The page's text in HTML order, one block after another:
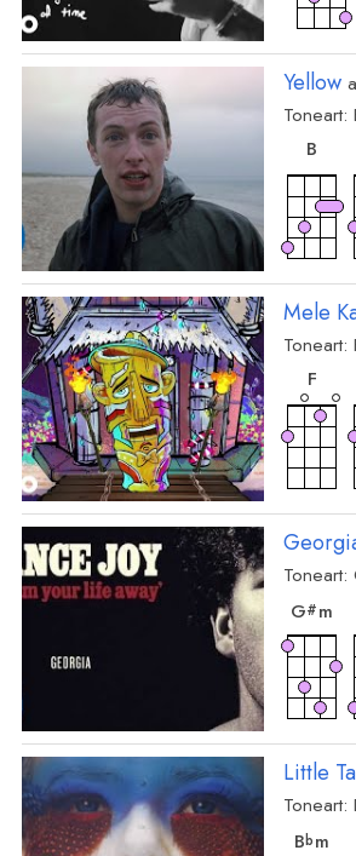
Yellow
Toneart:
B
Mele
Toneart:
F
G7
Toneart:
G#m
Little
Toneart:
Bbm